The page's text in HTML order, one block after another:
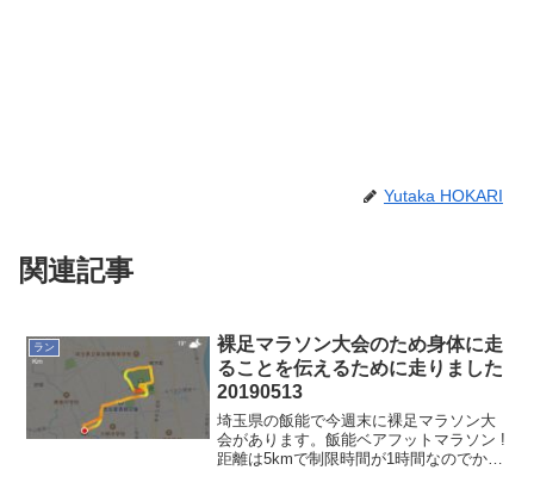
Yutaka HOKARI
関連記事
ラン
裸足マラソン大会のため身体に走
ることを伝えるために走りました
20190513
埼玉県の飯能で今週末に裸足マラソン大
会があります。飯能ベアフットマラソン !
距離は5kmで制限時間が1時間なのでかな